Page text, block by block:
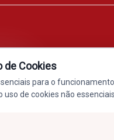
Alvorada 95.3 FM -
de Cookies
para o
uso de cookies não essenciais.